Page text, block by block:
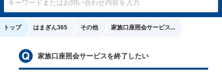
トップ はまぎん365 その他 家族口座照会サービス...
家族口座照会サービスを終了したい